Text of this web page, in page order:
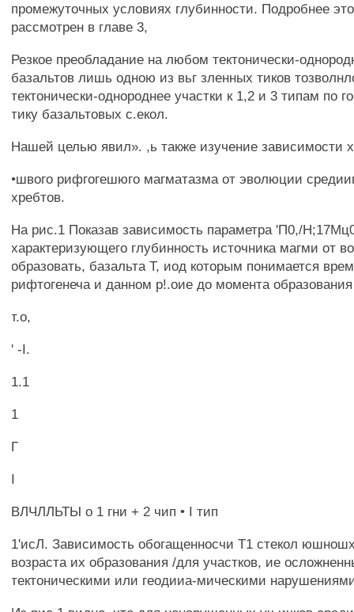
промежуточных условиях глубинности. Подробнее
рассмотрен в главе 3,
Резкое преобладание на любом тектонически-
базальтов лишь одною из вьг зленных тиков
тектонически-однороднее участки к 1,2 и 3 типам по
тику базальтовых с.екол.
Нашей целью явил». ,ь также изучение зависимости
•швого рифгогешюго магматазма от эволюции
хребтов.
На рис.1 Показав зависимость параметра 'П0,/
характеризующего глубинность источника магми от
образовать, базальта Т, иод которым понимается
рифтогенеча и данном р!.оие до момента
т.о,
' -I.
1.1
1
Г
I
ВЛЧЛЛЬТЫ о 1 гни + 2 чип • I тип
1'исЛ. Зависимость обогащенносчи Т1 стекол
возраста их образования /для участков, ие
тектоническими или геодииа-мическими